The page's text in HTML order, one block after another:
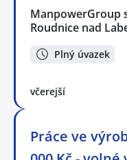
ManpowerGroup
Roudnice nad
Plný úvazek
včerejší
Práce ve